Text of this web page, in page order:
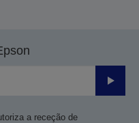
Enviar
a receção de